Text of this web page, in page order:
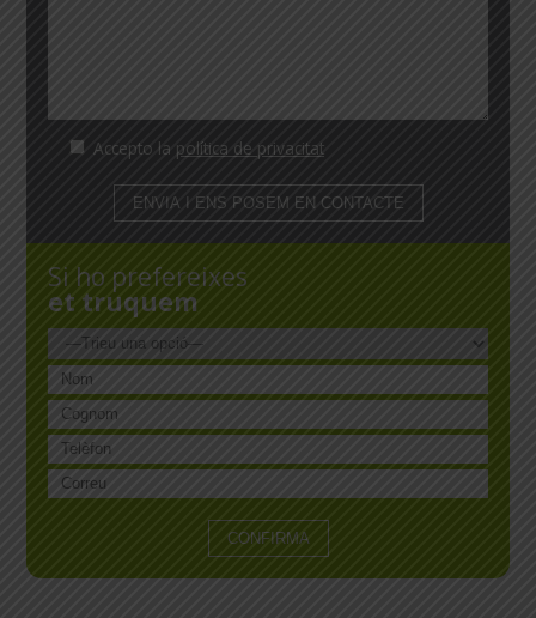
Accepto la política de privacitat
Si ho prefereixes
et truquem